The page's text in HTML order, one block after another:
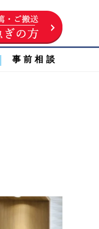
事前相談